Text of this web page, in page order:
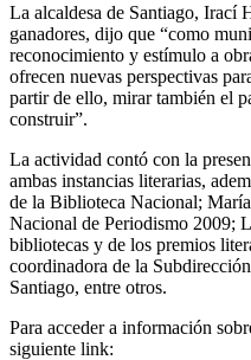
La alcaldesa de Santiago, Irací
ganadores, dijo que “como
reconocimiento y estímulo a
ofrecen nuevas perspectivas
partir de ello, mirar también el
construir”.
La actividad contó con la
ambas instancias literarias,
de la Biblioteca Nacional;
Nacional de Periodismo 2009;
bibliotecas y de los premios
coordinadora de la
Santiago, entre otros.
Para acceder a información
siguiente link: